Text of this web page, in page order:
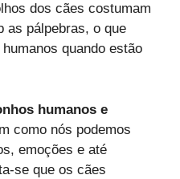
dos cães costumam
as pálpebras, o que
quando estão
humanos e
como nós podemos
emoções e até
se que os cães